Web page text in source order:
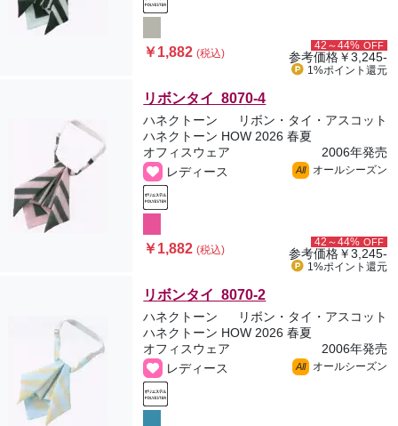
￥1,882(税込)
42～44% OFF
参考価格￥3,245-
1%ポイント 還元
リボンタイ 8070-4
ハネクトーン
リボン・タイ・アスコット
ハネクトーン HOW 2026 春夏
オフィスウェア
2006年発売
レディース
All オールシーズン
￥1,882(税込)
42～44% OFF
参考価格￥3,245-
1%ポイント 還元
リボンタイ 8070-2
ハネクトーン
リボン・タイ・アスコット
ハネクトーン HOW 2026 春夏
オフィスウェア
2006年発売
レディース
All オールシーズン